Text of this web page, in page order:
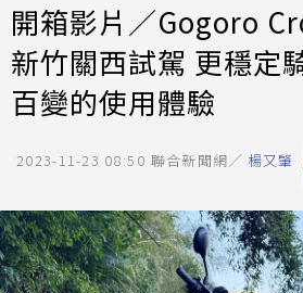
開箱影片／Gogoro
新竹關西試駕 更穩定
百變的使用體驗
2023-11-23 08:50 聯合新聞網／ 楊又肇